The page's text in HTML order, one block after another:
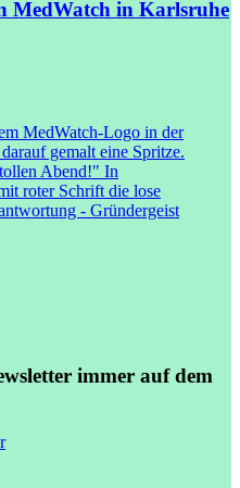
MedWatch in Karlsruhe
immer auf dem